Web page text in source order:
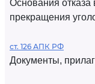
Основания отказа
прекращения
ст. 126 АПК РФ
Документы,